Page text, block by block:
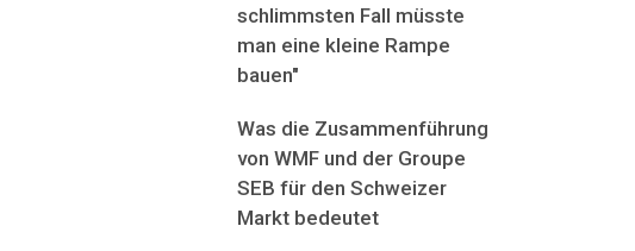
schlimmsten Fall müsste
man eine kleine Rampe
bauen"
Was die Zusammenführung
von WMF und der Groupe
SEB für den Schweizer
Markt bedeutet